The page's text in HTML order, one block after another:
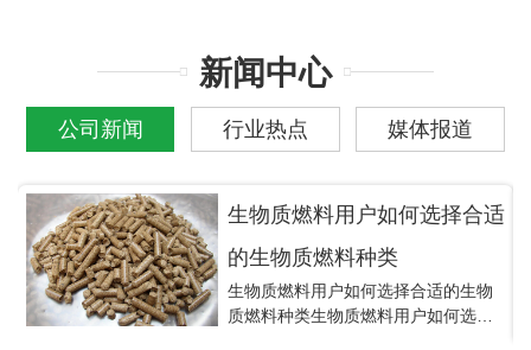
新闻中心
公司新闻 行业热点 媒体报道
生物质燃料用户如何选择合适
的生物质燃料种类
生物质燃料用户如何选择合适的生物
质燃料种类生物质燃料用户如何选择